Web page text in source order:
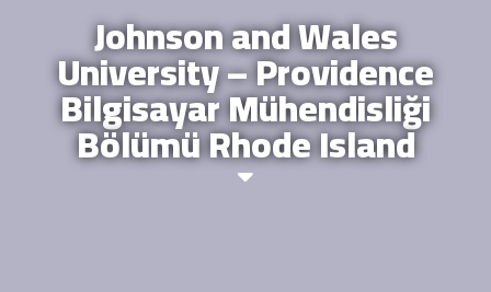
Johnson and Wales
University – Providence
Bilgisayar Mühendisliği
Bölümü Rhode Island